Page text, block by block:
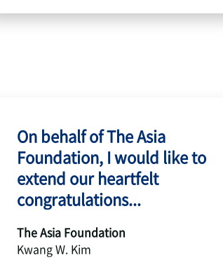
On behalf of The Asia
Foundation, I would like to
extend our heartfelt
congratulations...
The Asia Foundation
Kwang W. Kim